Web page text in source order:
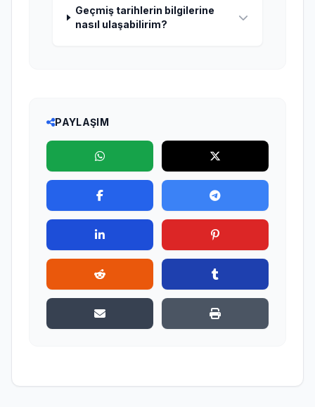
Geçmiş tarihlerin bilgilerine
nasıl ulaşabilirim?
PAYLAŞIM